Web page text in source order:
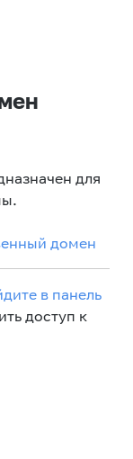
для
домен
в панель
доступ к